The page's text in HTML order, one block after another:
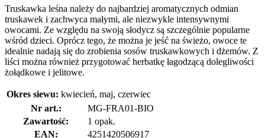
Truskawka leśna należy do najbardziej aromatycznych odmian
truskawek i zachwyca małymi, ale niezwykle intensywnymi
owocami. Ze względu na swoją słodycz są szczególnie popularne
wśród dzieci. Oprócz tego, że można je jeść na świeżo, owoce te
idealnie nadają się do zrobienia sosów truskawkowych i dżemów. Z
liści można również przygotować herbatkę łagodzącą dolegliwości
żołądkowe i jelitowe.
Okres siewu: kwiecień, maj, czerwiec
Nr art.:
MG-FRA01-BIO
Zawartość:
1 opak.
EAN:
4251420506917